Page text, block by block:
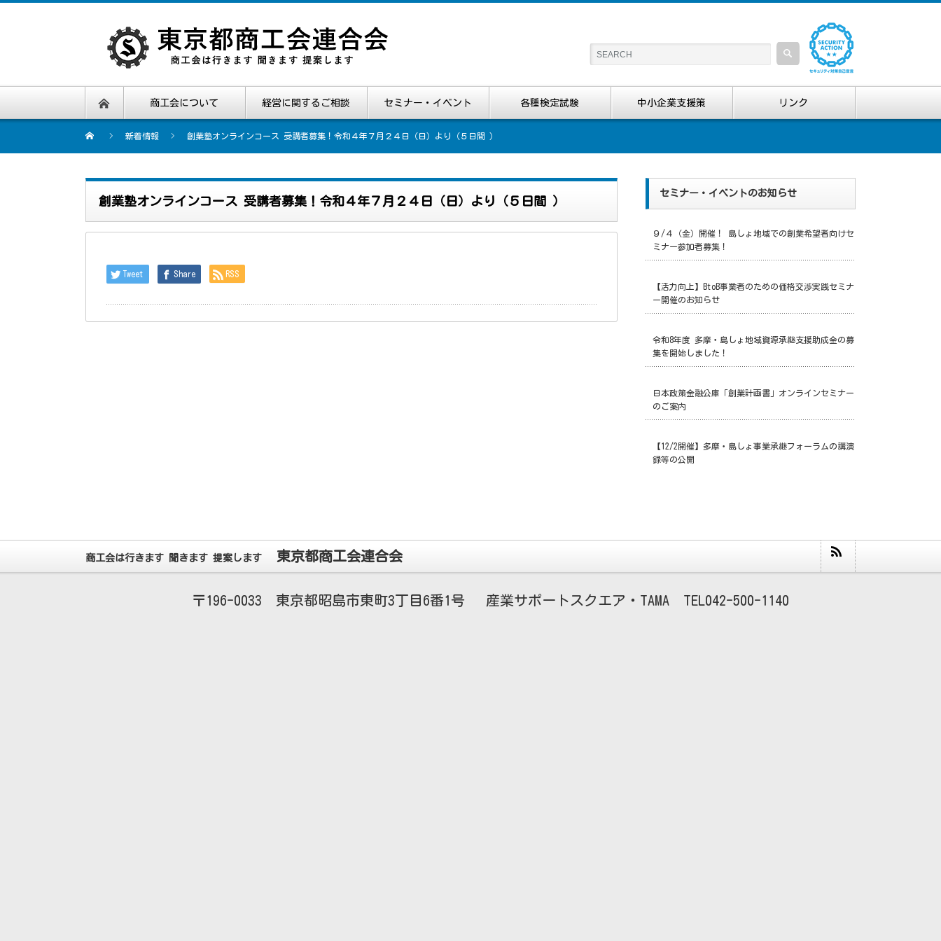
商工会について 経営に関するご相談 セミナー・イベント 各種検定試験 中小企業支援策 リンク
新着情報 創業塾オンラインコース 受講者募集！令和４年７月２４日（日）より（５日間 ）
創業塾オンラインコース 受講者募集！令和４年７月２４日（日）より（５日間 ）
Tweet Share RSS
セミナー・イベントのお知らせ
９/４（金）開催！ 島しょ地域での創業希望者向けセ
ミナー参加者募集！
【活力向上】BtoB事業者のための価格交渉実践セミナ
ー開催のお知らせ
令和8年度 多摩・島しょ地域資源承継支援助成金の募
集を開始しました！
日本政策金融公庫「創業計画書」オンラインセミナー
のご案内
【12/2開催】多摩・島しょ事業承継フォーラムの講演
録等の公開
商工会は行きます 聞きます 提案します 東京都商工会連合会
196-0033 東京都昭島市東町3丁目6番1号 産業サポートスクエア・TAMA 042-500-1140